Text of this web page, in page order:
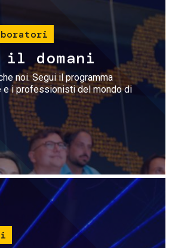
domani
noi. Segui il programma
i professionisti del mondo di